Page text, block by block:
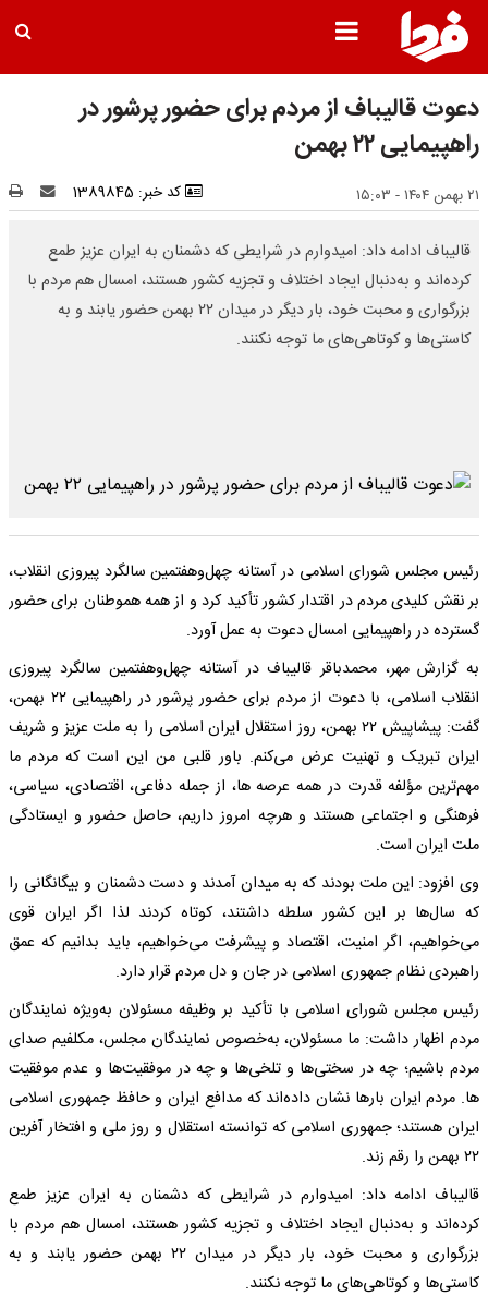
دعوت قالیباف از مردم برای حضور پرشور در
راهپیمایی ۲۲ بهمن
۲۱ بهمن ۱۴۰۴ - ۱۵:۰۳ کد خبر: 1389845
قالیباف ادامه داد: امیدوارم در شرایطی که دشمنان به ایران عزیز طمع
کرده‌اند و به‌دنبال ایجاد اختلاف و تجزیه کشور هستند، امسال هم مردم با
بزرگواری و محبت خود، بار دیگر در میدان ۲۲ بهمن حضور یابند و به
کاستی‌ها و کوتاهی‌های ما توجه نکنند.
رئیس مجلس شورای اسلامی در آستانه چهل‌وهفتمین سالگرد پیروزی انقلاب،
بر نقش کلیدی مردم در اقتدار کشور تأکید کرد و از همه هموطنان برای حضور
گسترده در راهپیمایی امسال دعوت به عمل آورد.
به گزارش مهر، محمدباقر قالیباف در آستانه چهل‌وهفتمین سالگرد پیروزی
انقلاب اسلامی، با دعوت از مردم برای حضور پرشور در راهپیمایی ۲۲ بهمن،
گفت: پیشاپیش ۲۲ بهمن، روز استقلال ایران اسلامی را به ملت عزیز و شریف
ایران تبریک و تهنیت عرض می‌کنم. باور قلبی من این است که مردم ما
مهم‌ترین مؤلفه قدرت در همه عرصه ها، از جمله دفاعی، اقتصادی، سیاسی،
فرهنگی و اجتماعی هستند و هرچه امروز داریم، حاصل حضور و ایستادگی
ملت ایران است.
وی افزود: این ملت بودند که به میدان آمدند و دست دشمنان و بیگانگانی را
که سال‌ها بر این کشور سلطه داشتند، کوتاه کردند لذا اگر ایران قوی
می‌خواهیم، اگر امنیت، اقتصاد و پیشرفت می‌خواهیم، باید بدانیم که عمق
راهبردی نظام جمهوری اسلامی در جان و دل مردم قرار دارد.
رئیس مجلس شورای اسلامی با تأکید بر وظیفه مسئولان به‌ویژه نمایندگان
مردم اظهار داشت: ما مسئولان، به‌خصوص نمایندگان مجلس، مکلفیم صدای
مردم باشیم؛ چه در سختی‌ها و تلخی‌ها و چه در موفقیت‌ها و عدم موفقیت
ها. مردم ایران بارها نشان داده‌اند که مدافع ایران و حافظ جمهوری اسلامی
ایران هستند؛ جمهوری اسلامی که توانسته استقلال و روز ملی و افتخار آفرین
۲۲ بهمن را رقم زند.
قالیباف ادامه داد: امیدوارم در شرایطی که دشمنان به ایران عزیز طمع
کرده‌اند و به‌دنبال ایجاد اختلاف و تجزیه کشور هستند، امسال هم مردم با
بزرگواری و محبت خود، بار دیگر در میدان ۲۲ بهمن حضور یابند و به
کاستی‌ها و کوتاهی‌های ما توجه نکنند.